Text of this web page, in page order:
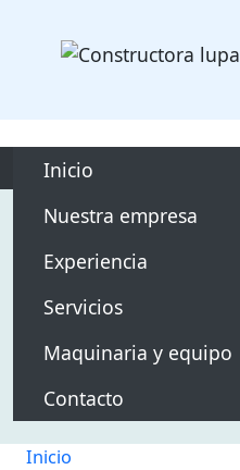
main responsivo
Inicio
Nuestra empresa
Experiencia
Servicios
Maquinaria y equipo
Contacto
Inicio